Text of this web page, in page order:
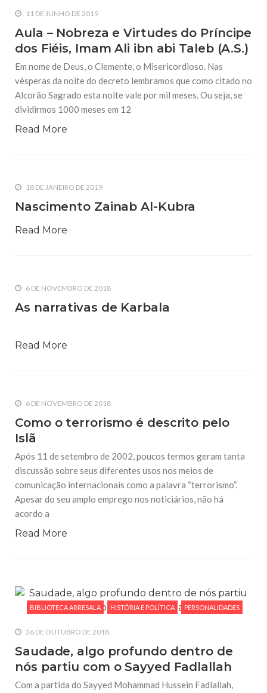
11 DE JUNHO DE 2019
Aula – Nobreza e Virtudes do Príncipe
dos Fiéis, Imam Ali ibn abi Taleb (A.S.)
Em nome de Deus, o Clemente, o Misericordioso. Nas
vésperas da noite do decreto lembramos que como citado no
Alcorão Sagrado esta noite vale por mil meses. Ou seja, se
dividirmos 1000 meses em 12
Read More
18 DE JANEIRO DE 2019
Nascimento Zainab Al-Kubra
Read More
6 DE NOVEMBRO DE 2018
As narrativas de Karbala
Read More
6 DE NOVEMBRO DE 2018
Como o terrorismo é descrito pelo
Islã
Após 11 de setembro de 2002, poucos termos geram tanta
discussão sobre seus diferentes usos nos meios de
comunicação internacionais como a palavra “terrorismo”.
Apesar do seu amplo emprego nos noticiários, não há
acordo a
Read More
BIBLIOTECA ARRESALA HISTÓRIA E POLÍTICA PERSONALIDADES
26 DE OUTUBRO DE 2018
Saudade, algo profundo dentro de
nós partiu com o Sayyed Fadlallah
Com a partida do Sayyed Mohammad Hussein Fadlallah,